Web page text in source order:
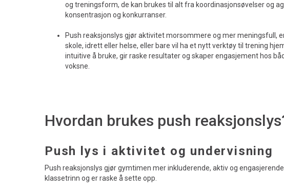
og treningsform, de kan brukes til alt fra koordinasjonsøvelser og
konsentrasjon og konkurranser.
Push reaksjonslys gjør aktivitet morsommere og mer meningsfull,
skole, idrett eller helse, eller bare vil ha et nytt verktøy til trening
intuitive å bruke, gir raske resultater og skaper engasjement hos
voksne.
Hvordan brukes push
Push lys i aktivitet og undervisning
Push reaksjonslys gjør gymtimen mer inkluderende, aktiv og
klassetrinn og er raske å sette opp.